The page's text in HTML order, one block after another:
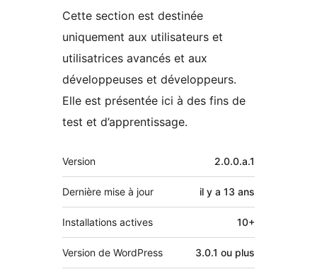
Cette section est destinée
uniquement aux utilisateurs et
utilisatrices avancés et aux
développeuses et développeurs.
Elle est présentée ici à des fins de
test et d’apprentissage.
Méta
Version 2.0.0.a.1
Dernière mise à jour il y a 13 ans
Installations actives 10+
Version de WordPress 3.0.1 ou plus